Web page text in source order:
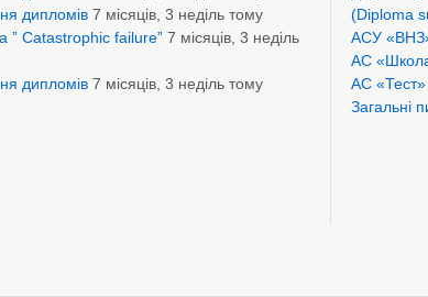
дипломів 7 місяців, 3 неділь тому
” Catastrophic failure” 7 місяців, 3 неділь
дипломів 7 місяців, 3 неділь тому
(Diploma
АСУ
АС
АС «Тест»
Загальні